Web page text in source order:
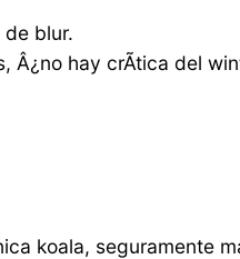
blur.
Â¿no hay crÃ­tica del
koala, seguramente